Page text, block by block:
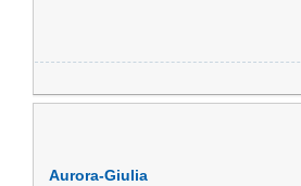
Aurora-Giulia